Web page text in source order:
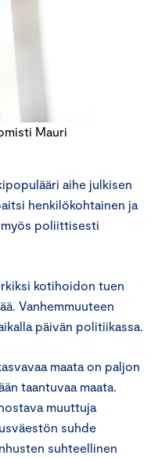
Mauri
aihe julkisen
henkilökohtainen ja
myös poliittisesti
kotihoidon tuen
Vanhemmuuteen
päivän politiikassa.
maata on paljon
taantuvaa maata.
muuttuja
suhde
suhteellinen